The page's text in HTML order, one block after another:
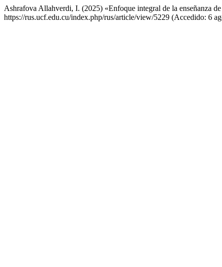
Ashrafova Allahverdi, I. (2025) «Enfoque integral de la enseñanza
https://rus.ucf.edu.cu/index.php/rus/article/view/5229 (Accedido: 6